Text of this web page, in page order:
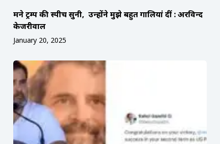
मैंने ट्रम्प की स्पीच सुनी, उन्होंने मुझे बहुत गालियां दीं : अरविन्द
केजरीवाल
January 20, 2025